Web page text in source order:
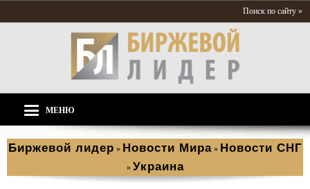
Поиск по сайту »
МЕНЮ
Биржевой лидер » Новости Мира » Новости СНГ
» Украина